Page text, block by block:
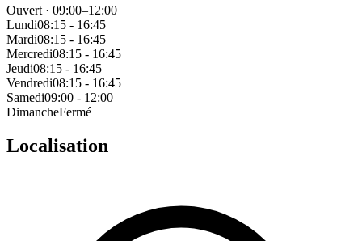
Ouvert · 09:00–12:00
Lundi08:15 - 16:45
Mardi08:15 - 16:45
Mercredi08:15 - 16:45
Jeudi08:15 - 16:45
Vendredi08:15 - 16:45
Samedi09:00 - 12:00
DimancheFermé
Localisation